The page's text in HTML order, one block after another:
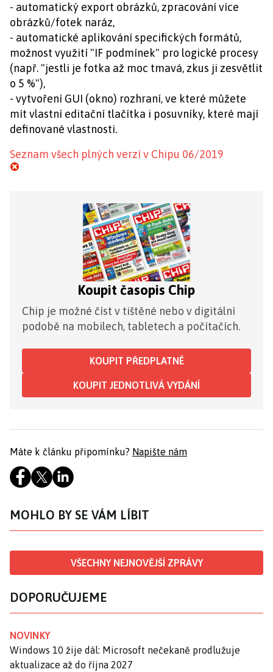
- automatický export obrázků, zpracování více
obrázků/fotek naráz,
- automatické aplikování specifických formátů,
možnost využití "IF podmínek" pro logické procesy
(např. "jestli je fotka až moc tmavá, zkus ji zesvětlit
o 5 %"),
- vytvoření GUI (okno) rozhraní, ve které můžete
mít vlastní editační tlačítka i posuvníky, které mají
definované vlastnosti.
Seznam všech plných verzí v Chipu 06/2019
Koupit časopis Chip
Chip je možné číst v tištěné nebo v digitální
podobě na mobilech, tabletech a počítačích.
KOUPIT PŘEDPLATNÉ
KOUPIT JEDNOTLIVÁ VYDÁNÍ
Máte k článku připomínku? Napište nám
MOHLO BY SE VÁM LÍBIT
VŠECHNY NEJNOVĚJŠÍ ZPRÁVY
DOPORUČUJEME
NOVINKY
Windows 10 žije dál: Microsoft nečekaně prodlužuje
aktualizace až do října 2027